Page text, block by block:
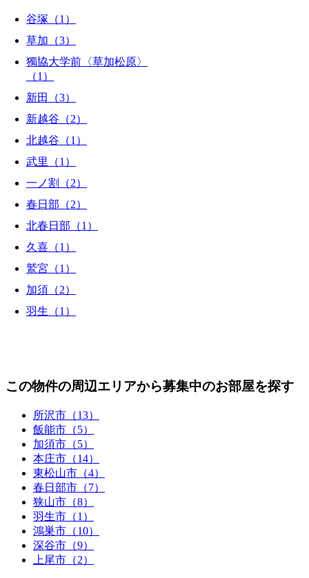
谷塚（1）
草加（3）
獨協大学前〈草加松原〉
（1）
新田（3）
新越谷（2）
北越谷（1）
武里（1）
一ノ割（2）
春日部（2）
北春日部（1）
久喜（1）
鷲宮（1）
加須（2）
羽生（1）
この物件の周辺エリアから募集中のお部屋を探す
所沢市（13）
飯能市（5）
加須市（5）
本庄市（14）
東松山市（4）
春日部市（7）
狭山市（8）
羽生市（1）
鴻巣市（10）
深谷市（9）
上尾市（2）